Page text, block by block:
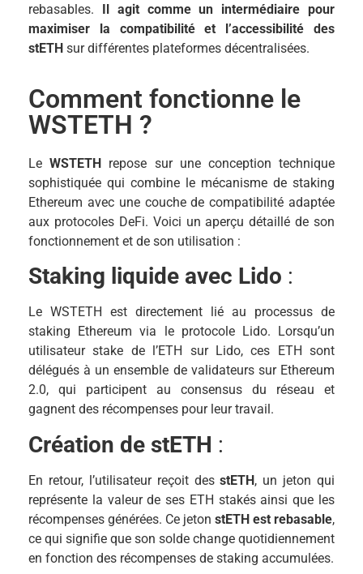
rebasables. Il agit comme un intermédiaire pour
maximiser la compatibilité et l’accessibilité des
stETH sur différentes plateformes décentralisées.
Comment fonctionne le
WSTETH ?
LeWSTETH repose sur une conception technique
sophistiquée qui combine le mécanisme de staking
Ethereum avec une couche de compatibilité adaptée
aux protocoles DeFi. Voici un aperçu détaillé de son
fonctionnement et de son utilisation :
Staking liquide avec Lido :
Le WSTETH est directement lié au processus de
staking Ethereum via le protocole Lido. Lorsqu’un
utilisateur stake de l’ETH sur Lido, ces ETH sont
délégués à un ensemble de validateurs sur Ethereum
2.0, qui participent au consensus du réseau et
gagnent des récompenses pour leur travail.
Création de stETH :
En retour, l’utilisateur reçoit desstETH, un jeton qui
représente la valeur de ses ETH stakés ainsi que les
récompenses générées. Ce jeton stETH est rebasable,
ce qui signifie que son solde change quotidiennement
en fonction des récompenses de staking accumulées.